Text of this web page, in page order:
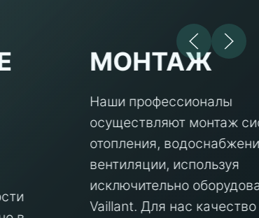
МОНТАЖ
Наши профессионалы
осуществляют монтаж систем
отопления, водоснабжения и
вентиляции, используя
исключительно оборудование
Vaillant. Для нас качество и